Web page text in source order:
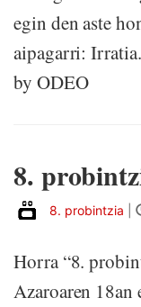
egin den aste
aipagarri:
by ODEO
8.
8. probintzia
Horra “8.
Azaroaren